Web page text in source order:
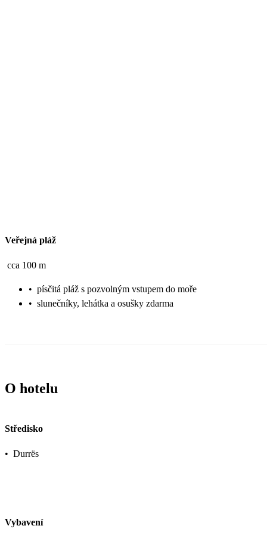
Veřejná pláž
cca 100 m
• písčitá pláž s pozvolným vstupem do moře
• slunečníky, lehátka a osušky zdarma
O hotelu
Středisko
• Durrës
Vybavení